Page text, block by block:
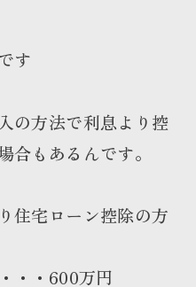
す
の方法で利息より控
合もあるんです。
住宅ローン控除の方
・600万円